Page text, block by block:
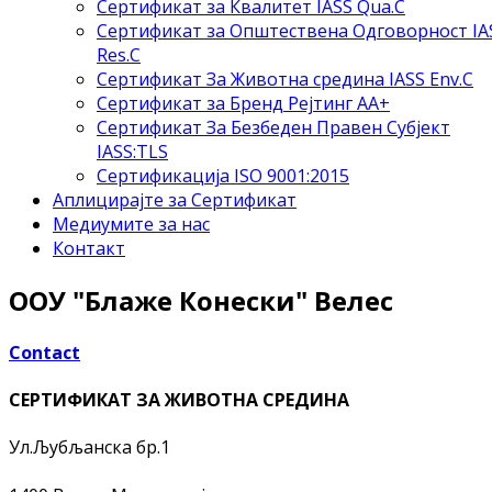
Сертификат за Квалитет IASS Qua.C
Сертификат за Општествена Одговорност
Res.C
Сертификат За Животна средина IASS Env.C
Сертификат за Бренд Рејтинг АА+
Сертификат За Безбеден Правен Субјект
IASS:TLS
Сертификација ISO 9001:2015
Аплицирајте за Сертификат
Медиумите за нас
Контакт
ООУ "Блаже Конески" Велес
Contact
СЕРТИФИКАТ ЗА ЖИВОТНА СРЕДИНА
Ул.Љубљанска бр.1